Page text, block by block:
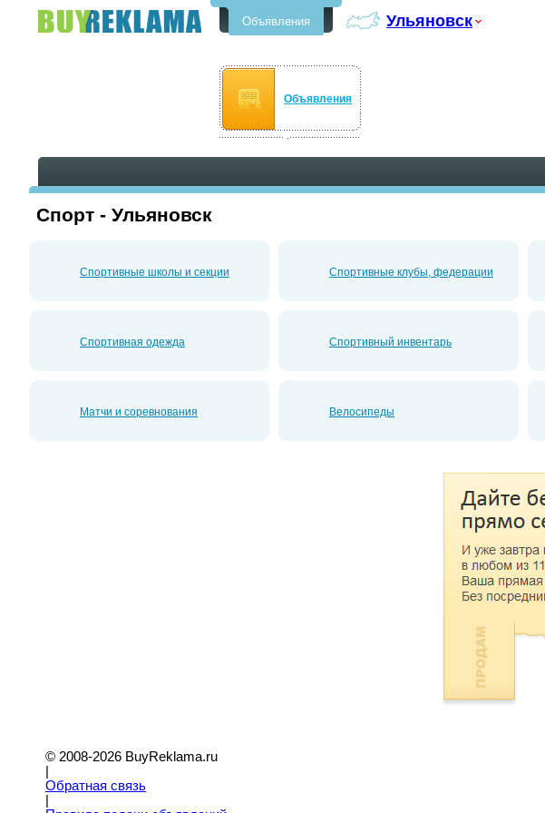
Объявления Ульяновск
Объявления
Спорт - Ульяновск
Спортивные школы и секции Спортивные клубы, федерации
Спортивная одежда Спортивный инвентарь
Матчи и соревнования Велосипеды
© 2008-2026 BuyReklama.ru
Обратная связь